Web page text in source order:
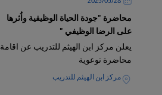
محاضرة "جودة الحياة الوظيفية واُثرها
على الرضا الوظيفي "
يعلن مركز ابن الهيثم للتدريب عن اقامة
محاضرة توعوية
مركز ابن الهيثم للتدريب